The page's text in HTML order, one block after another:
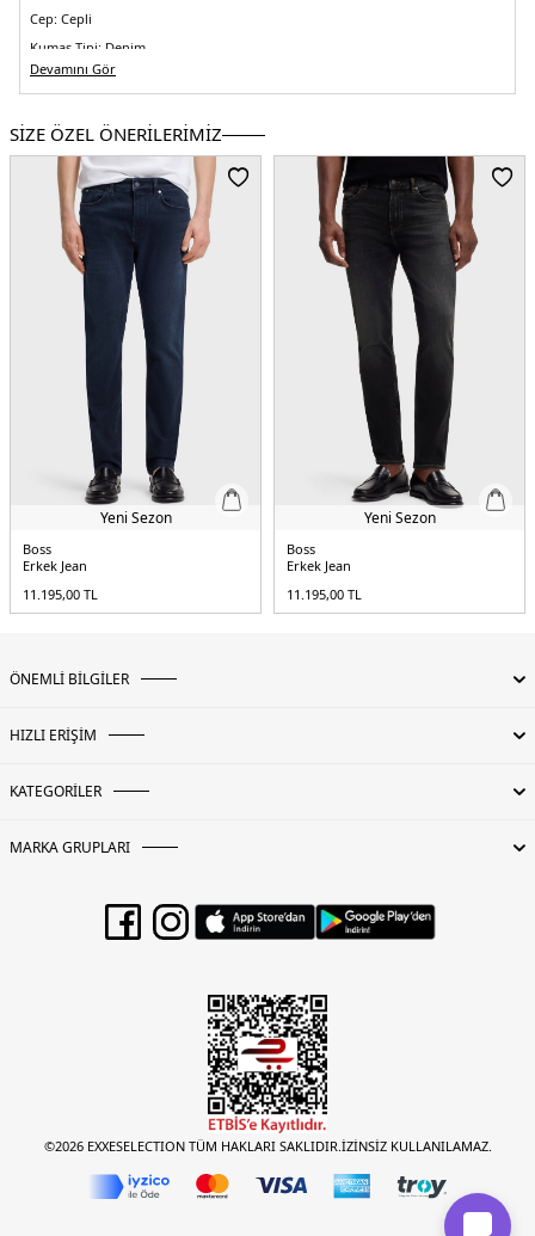
Cep: Cepli
Kumaş Tipi: Denim
Bel:Normal Bel
Paça Tipi:
Dar Paça
Kalıp Bilgisi:Slim Fit
Manken Bedeni:Boy : 1.90 cm / Göğüs : 108 cm / Bel : 85 cm / Basen : 100 cm
/ Beden : 31-32
Yaş Grubu:
Yetişkin
Menşei:Tunus
5DY150556896414.42
Devamını Gör
SİZE ÖZEL ÖNERİLERİMİZ
Yeni Sezon
Boss
Erkek Jean
11.195,00 TL
Yeni Sezon
Boss
Erkek Jean
11.195,00 TL
ÖNEMLİ BİLGİLER
HIZLI ERİŞİM
KATEGORİLER
MARKA GRUPLARI
©2026 EXXESELECTION TÜM HAKLARI SAKLIDIR.İZİNSİZ KULLANILAMAZ.